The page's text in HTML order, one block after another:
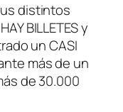
distintos
BILLETES y
un CASI
más de un
de 30.000